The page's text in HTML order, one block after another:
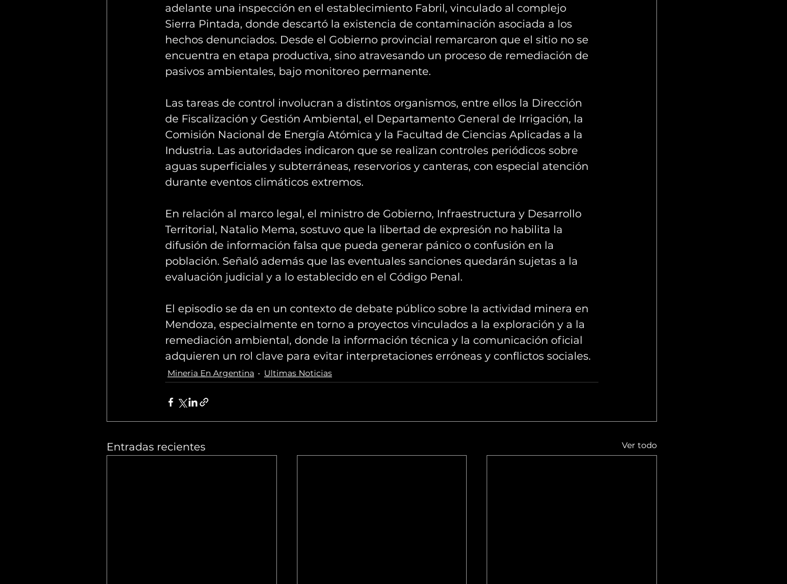
adelante una inspección en el establecimiento Fabril, vinculado al complejo
Sierra Pintada, donde descartó la existencia de contaminación asociada a los
hechos denunciados. Desde el Gobierno provincial remarcaron que el sitio no se
encuentra en etapa productiva, sino atravesando un proceso de remediación de
pasivos ambientales, bajo monitoreo permanente.
Las tareas de control involucran a distintos organismos, entre ellos la Dirección
de Fiscalización y Gestión Ambiental, el Departamento General de Irrigación, la
Comisión Nacional de Energía Atómica y la Facultad de Ciencias Aplicadas a la
Industria. Las autoridades indicaron que se realizan controles periódicos sobre
aguas superficiales y subterráneas, reservorios y canteras, con especial atención
durante eventos climáticos extremos.
En relación al marco legal, el ministro de Gobierno, Infraestructura y Desarrollo
Territorial, Natalio Mema, sostuvo que la libertad de expresión no habilita la
difusión de información falsa que pueda generar pánico o confusión en la
población. Señaló además que las eventuales sanciones quedarán sujetas a la
evaluación judicial y a lo establecido en el Código Penal.
El episodio se da en un contexto de debate público sobre la actividad minera en
Mendoza, especialmente en torno a proyectos vinculados a la exploración y a la
remediación ambiental, donde la información técnica y la comunicación oficial
adquieren un rol clave para evitar interpretaciones erróneas y conflictos sociales.
Mineria En Argentina Ultimas Noticias
Entradas recientes Ver todo